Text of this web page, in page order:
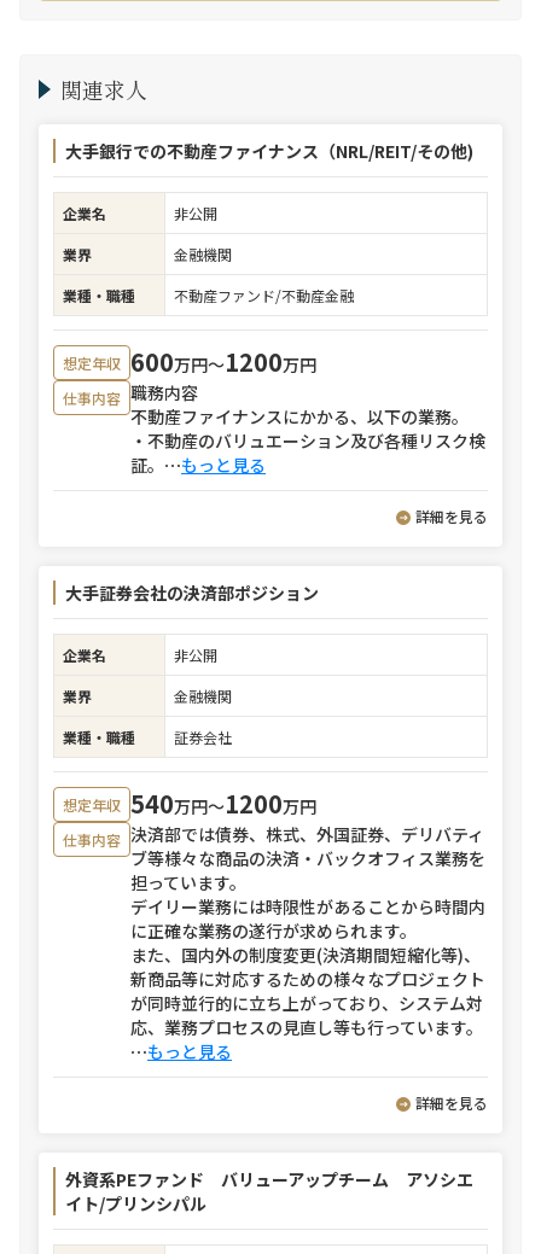
関連求人
大手銀行での不動産ファイナンス（NRL/REIT/その他)
企業名
非公開
業界
金融機関
業種・職種
不動産ファンド/不動産金融
想定年収 600万円〜1200万円
仕事内容 職務内容
不動産ファイナンスにかかる、以下の業務。
・不動産のバリュエーション及び各種リスク検
証。 ⋯もっと見る
詳細を見る
大手証券会社の決済部ポジション
企業名
非公開
業界
金融機関
業種・職種
証券会社
想定年収 540万円〜1200万円
仕事内容 決済部では債券、株式、外国証券、デリバティ
ブ等様々な商品の決済・バックオフィス業務を
担っています。
デイリー業務には時限性があることから時間内
に正確な業務の遂行が求められます。
また、国内外の制度変更(決済期間短縮化等)、
新商品等に対応するための様々なプロジェクト
が同時並行的に立ち上がっており、システム対
応、業務プロセスの見直し等も行っています。
⋯もっと見る
詳細を見る
外資系PEファンド バリューアップチーム アソシエ
イト/プリンシパル